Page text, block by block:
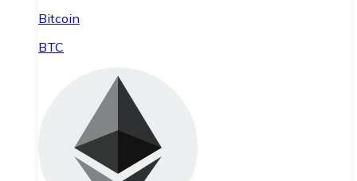
Bitcoin
BTC